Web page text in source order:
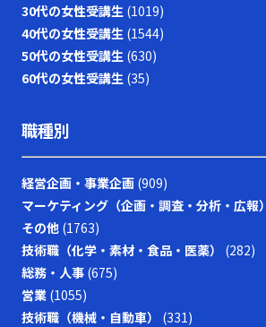
30代の女性受講生 (1019)
40代の女性受講生 (1544)
50代の女性受講生 (630)
60代の女性受講生 (35)
職種別
経営企画・事業企画 (909)
マーケティング（企画・調査・分析・広報）
その他 (1763)
技術職（化学・素材・食品・医薬） (282)
総務・人事 (675)
営業 (1055)
技術職（機械・自動車） (331)